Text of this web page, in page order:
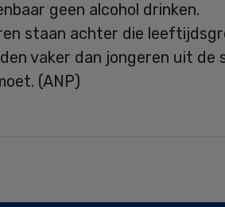
geen alcohol drinken.
staan achter die
vaker dan jongeren uit de
(ANP)